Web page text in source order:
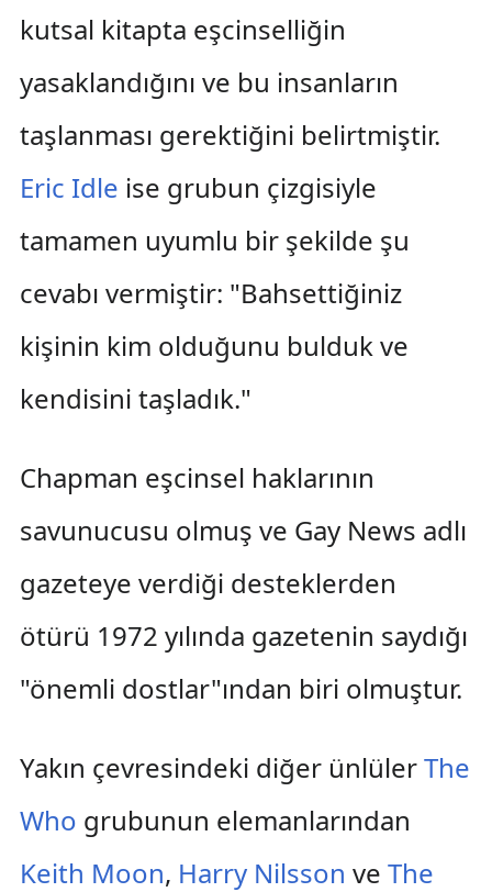
kutsal kitapta eşcinselliğin
yasaklandığını ve bu insanların
taşlanması gerektiğini belirtmiştir.
Eric Idle ise grubun çizgisiyle
tamamen uyumlu bir şekilde şu
cevabı vermiştir: "Bahsettiğiniz
kişinin kim olduğunu bulduk ve
kendisini taşladık."
Chapman eşcinsel haklarının
savunucusu olmuş ve Gay News adlı
gazeteye verdiği desteklerden
ötürü 1972 yılında gazetenin saydığı
"önemli dostlar"ından biri olmuştur.
Yakın çevresindeki diğer ünlülerThe
Who grubunun elemanlarından
Keith Moon, Harry Nilsson ve The